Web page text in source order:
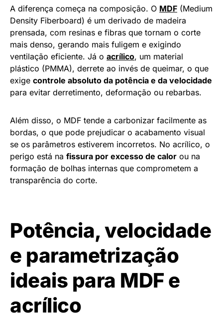
A diferença começa na composição. O MDF (Medium
Density Fiberboard) é um derivado de madeira
prensada, com resinas e fibras que tornam o corte
mais denso, gerando mais fuligem e exigindo
ventilação eficiente. Já o acrílico, um material
plástico (PMMA), derrete ao invés de queimar, o que
exige controle absoluto da potência e da velocidade
para evitar derretimento, deformação ou rebarbas.
Além disso, o MDF tende a carbonizar facilmente as
bordas, o que pode prejudicar o acabamento visual
se os parâmetros estiverem incorretos. No acrílico, o
perigo está na fissura por excesso de calor ou na
formação de bolhas internas que comprometem a
transparência do corte.
Potência, velocidade
e parametrização
ideais para MDF e
acrílico